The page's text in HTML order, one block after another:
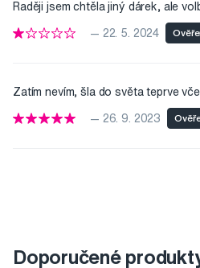
Raději jsem chtěla jiný dárek, ale
— 22. 5. 2024
Zatím nevím, šla do světa teprve
— 26. 9. 2023
Doporučené